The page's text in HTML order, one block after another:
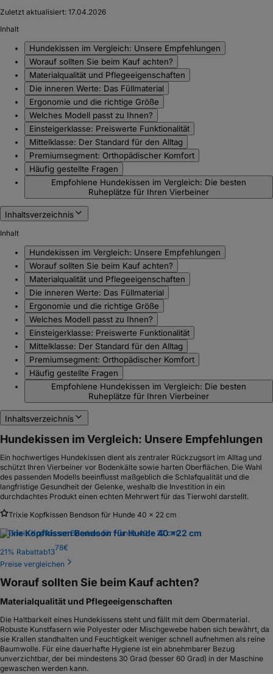
Zuletzt aktualisiert: 17.04.2026
Inhalt
Hundekissen im Vergleich: Unsere Empfehlungen
Worauf sollten Sie beim Kauf achten?
Materialqualität und Pflegeeigenschaften
Die inneren Werte: Das Füllmaterial
Ergonomie und die richtige Größe
Welches Modell passt zu Ihnen?
Einsteigerklasse: Preiswerte Funktionalität
Mittelklasse: Der Standard für den Alltag
Premiumsegment: Orthopädischer Komfort
Häufig gestellte Fragen
Empfohlene Hundekissen im Vergleich: Die besten
Ruheplätze für Ihren Vierbeiner
Inhaltsverzeichnis
Inhalt
Hundekissen im Vergleich: Unsere Empfehlungen
Worauf sollten Sie beim Kauf achten?
Materialqualität und Pflegeeigenschaften
Die inneren Werte: Das Füllmaterial
Ergonomie und die richtige Größe
Welches Modell passt zu Ihnen?
Einsteigerklasse: Preiswerte Funktionalität
Mittelklasse: Der Standard für den Alltag
Premiumsegment: Orthopädischer Komfort
Häufig gestellte Fragen
Empfohlene Hundekissen im Vergleich: Die besten
Ruheplätze für Ihren Vierbeiner
Inhaltsverzeichnis
Hundekissen im Vergleich: Unsere Empfehlungen
Ein hochwertiges Hundekissen dient als zentraler Rückzugsort im Alltag und
schützt Ihren Vierbeiner vor Bodenkälte sowie harten Oberflächen. Die Wahl
des passenden Modells beeinflusst maßgeblich die Schlafqualität und die
langfristige Gesundheit der Gelenke, weshalb die Investition in ein
durchdachtes Produkt einen echten Mehrwert für das Tierwohl darstellt.
Trixie Kopfkissen Bendson für Hunde 40 x 22 cm
Trixie Kopfkissen Bendson für Hunde 40 x22 cm
21% Rabattab1378€
Preise vergleichen
Worauf sollten Sie beim Kauf achten?
Materialqualität und Pflegeeigenschaften
Die Haltbarkeit eines Hundekissens steht und fällt mit dem Obermaterial.
Robuste Kunstfasern wie Polyester oder Mischgewebe haben sich bewährt, da
sie Krallen standhalten und Feuchtigkeit weniger schnell aufnehmen als reine
Baumwolle. Für eine dauerhafte Hygiene ist ein abnehmbarer Bezug
unverzichtbar, der bei mindestens 30 Grad (besser 60 Grad) in der Maschine
gewaschen werden kann.